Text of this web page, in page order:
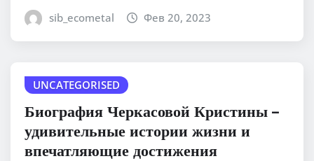
sib_ecometal Фев 20, 2023
UNCATEGORISED
Биография Черкасовой Кристины –
удивительные истории жизни и
впечатляющие достижения